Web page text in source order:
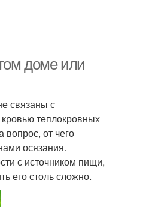
доме или
связаны с
теплокровных
от чего
осязания.
с источником пищи,
его столь сложно.